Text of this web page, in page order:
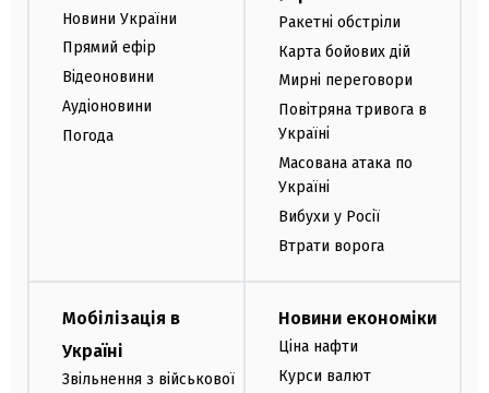
Новини України
Прямий ефір
Відеоновини
Аудіоновини
Погода
Ракетні обстріли
Карта бойових дій
Мирні переговори
Повітряна тривога в
Україні
Масована атака по
Україні
Вибухи у Росії
Втрати ворога
Мобілізація в
Україні
Звільнення з військової
Новини економіки
Ціна нафти
Курси валют